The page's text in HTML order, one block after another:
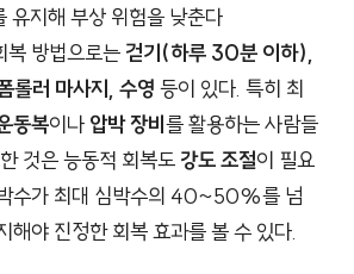
유지해 부상 위험을 낮춘다
복 방법으로는 걷기(하루 30분 이하),
롤러 마사지, 수영 등이 있다. 특히 최
동복이나 압박 장비를 활용하는 사람들
것은 능동적 회복도 강도 조절이 필요
수가 최대 심박수의 40~50%를 넘
해야 진정한 회복 효과를 볼 수 있다.